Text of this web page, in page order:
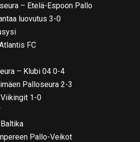
– Etelä-Espoon Pallo
luovutus 3-0
FC
– Klubi 04 0-4
Palloseura 2-3
Viikingit 1-0
Pallo-Veikot